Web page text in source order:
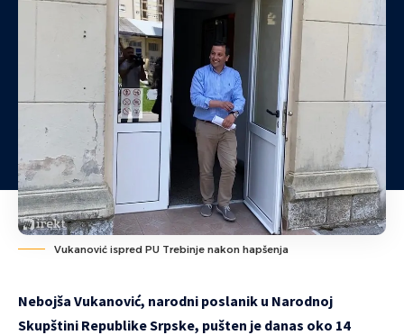
Vukanović ispred PU Trebinje nakon hapšenja
Nebojša Vukanović, narodni poslanik u Narodnoj
Skupštini Republike Srpske, pušten je danas oko 14